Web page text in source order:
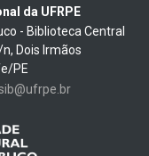
da UFRPE
- Biblioteca Central
Dois Irmãos
PE